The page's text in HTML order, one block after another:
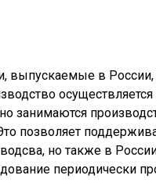
выпускаемые в
занимаются
позволяет
но также в
периодически